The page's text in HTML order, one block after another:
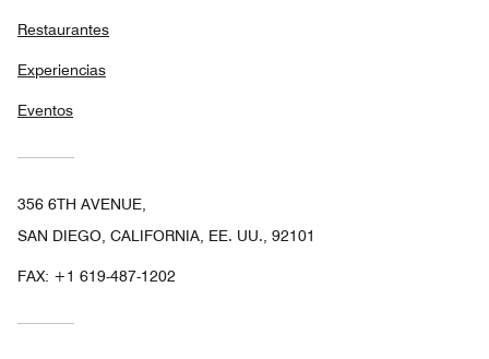
Restaurantes
Experiencias
Eventos
356 6TH AVENUE,
SAN DIEGO, CALIFORNIA, EE. UU., 92101
FAX: +1 619-487-1202